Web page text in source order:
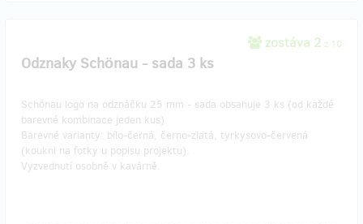
zostáva 2 z 10
Odznaky Schönau - sada 3 ks
Schönau logo na odznáčku 25 mm - sada obsahuje 3 ks (od každé
barevné kombinace jeden kus).
Barevné varianty: bílo-černá, černo-zlatá, tyrkysovo-červená
(koukni na fotky u popisu projektu).
Vyzvednutí osobně v kavárně.